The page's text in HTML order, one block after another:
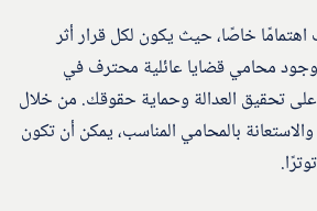
اهتمامًا خاصًا، حيث يكون لكل قرار أثر
وجود محامي قضايا عائلية محترف في
تحقيق العدالة وحماية حقوقك. من خلال
بالمحامي المناسب، يمكن أن تكون